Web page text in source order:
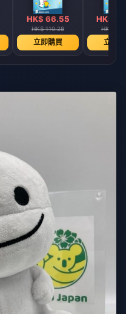
HK$ 66.55
HK$ 110.28
立即購買
HK$
HK$
立即